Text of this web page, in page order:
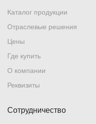
Каталог продукции
Отраслевые решения
Цены
Где купить
О компании
Реквизиты
Сотрудничество